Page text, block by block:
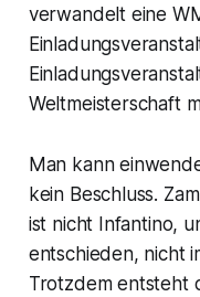
verwandelt eine
Weltmeisterschaft
Man kann
kein Beschluss.
ist nicht Infantino,
entschieden, nicht
Trotzdem entsteht